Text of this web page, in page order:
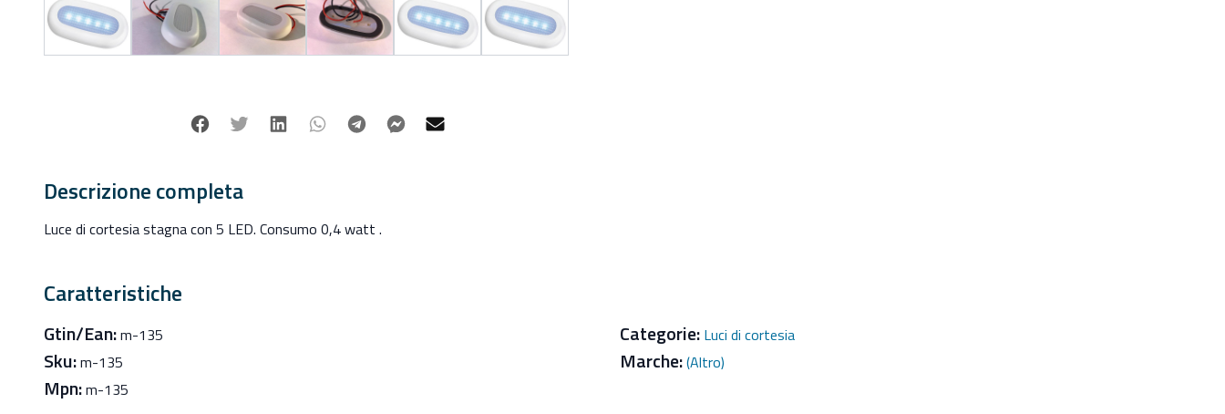
Facebook
Twitter LinkedinWhatsappTelegramFacebook Messenger
Descrizione completa
Luce di cortesia stagna con 5 LED. Consumo 0,4 watt .
Caratteristiche
Gtin/Ean:m-135
Sku:m-135
Mpn:m-135
Categorie: Luci di cortesia
Marche:(Altro)